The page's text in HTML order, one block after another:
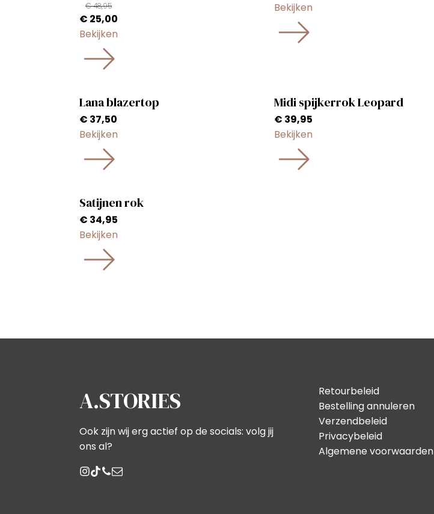
€48,95
Oorspronkelijke
prijs
€ 48,95.
€ 25,00
Bekijken
Bekijken
Lana blazertop
€ 37,50
Bekijken
Midi spijkerrok Leopard
€ 39,95
Bekijken
Satijnen rok
€ 34,95
Bekijken
A.STORIES
Ook zijn wij erg actief op de socials: volg jij
ons al?
Retourbeleid
Bestelling annuleren
Verzendbeleid
Privacybeleid
Algemene voorwaarden